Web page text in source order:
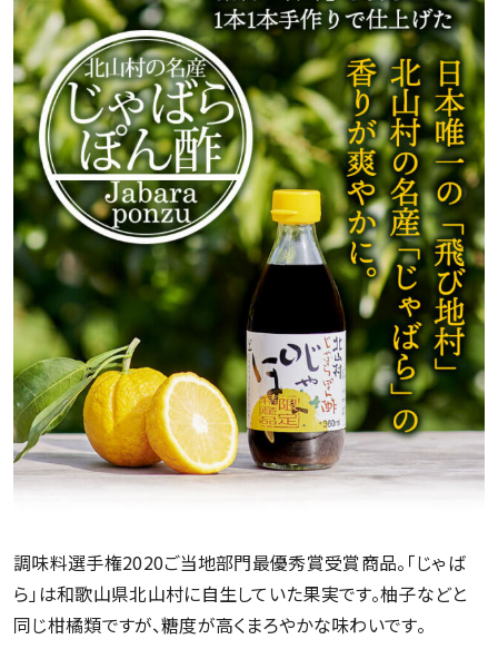
調味料選手権2020ご当地部門最優秀賞受賞商品。「じゃば
ら」は和歌山県北山村に自生していた果実です。柚子などと
同じ柑橘類ですが、糖度が高くまろやかな味わいです。